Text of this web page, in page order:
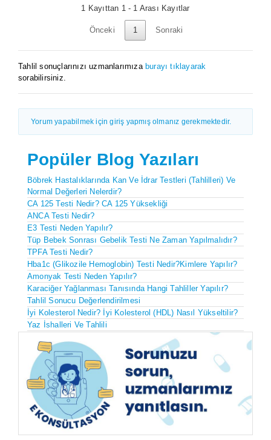
1 Kayıttan 1 - 1 Arası Kayıtlar
Önceki 1 Sonraki
Tahlil sonuçlarınızı uzmanlarımıza burayı tıklayarak
sorabilirsiniz.
Yorum yapabilmek için giriş yapmış olmanız gerekmektedir.
Popüler Blog Yazıları
Böbrek Hastalıklarında Kan Ve İdrar Testleri (Tahlilleri) Ve
Normal Değerleri Nelerdir?
CA 125 Testi Nedir? CA 125 Yüksekliği
ANCA Testi Nedir?
E3 Testi Neden Yapılır?
Tüp Bebek Sonrası Gebelik Testi Ne Zaman Yapılmalıdır?
TPFA Testi Nedir?
Hba1c (Glikozile Hemoglobin) Testi Nedir?Kimlere Yapılır?
Amonyak Testi Neden Yapılır?
Karaciğer Yağlanması Tanısında Hangi Tahliller Yapılır?
Tahlil Sonucu Değerlendirilmesi
İyi Kolesterol Nedir? İyi Kolesterol (HDL) Nasıl Yükseltilir?
Yaz İshalleri Ve Tahlili